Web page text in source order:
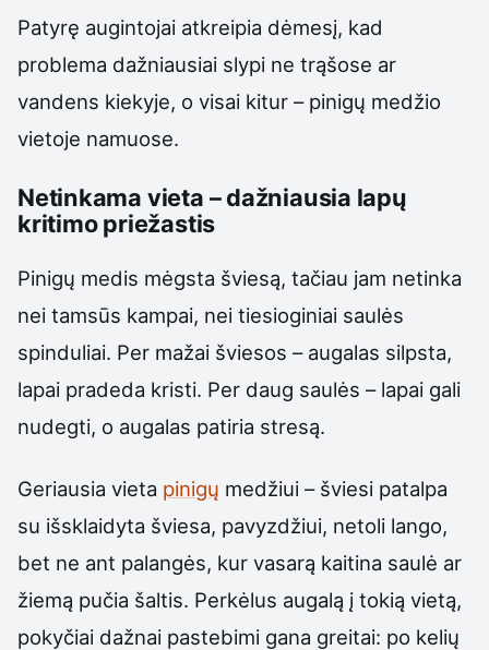
Patyrę augintojai atkreipia dėmesį, kad
problema dažniausiai slypi ne trąšose ar
vandens kiekyje, o visai kitur – pinigų medžio
vietoje namuose.
Netinkama vieta – dažniausia lapų
kritimo priežastis
Pinigų medis mėgsta šviesą, tačiau jam netinka
nei tamsūs kampai, nei tiesioginiai saulės
spinduliai. Per mažai šviesos – augalas silpsta,
lapai pradeda kristi. Per daug saulės – lapai gali
nudegti, o augalas patiria stresą.
Geriausia vieta pinigų medžiui – šviesi patalpa
su išsklaidyta šviesa, pavyzdžiui, netoli lango,
bet ne ant palangės, kur vasarą kaitina saulė ar
žiemą pučia šaltis. Perkėlus augalą į tokią vietą,
pokyčiai dažnai pastebimi gana greitai: po kelių